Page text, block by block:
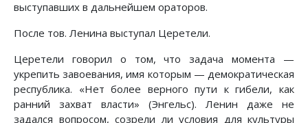
выступавших в дальнейшем ораторов.
После тов. Ленина выступал Церетели.
Церетели говорил о том, что задача момента —
укрепить завоевания, имя которым — демократическая
республика. «Нет более верного пути к гибели, как
ранний захват власти» (Энгельс). Ленин даже не
задался вопросом, созрели ли условия для культуры